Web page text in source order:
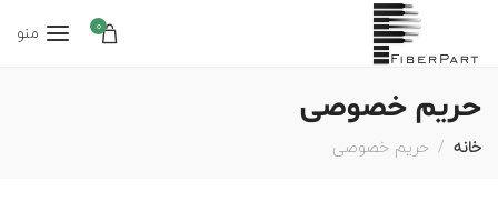
0 منو
حریم خصوصی
خانه حریم خصوصی